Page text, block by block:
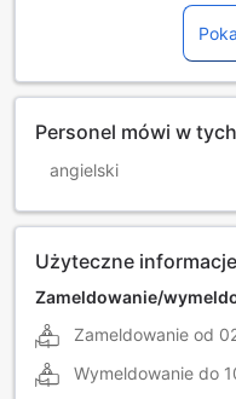
Personel mówi w
angielski
Użyteczne informacje
Zameldowanie/
Zameldowanie od
Wymeldowanie do